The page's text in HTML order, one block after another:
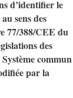
d’identifier le
sens des
77/388/CEE du
des
commun
par la